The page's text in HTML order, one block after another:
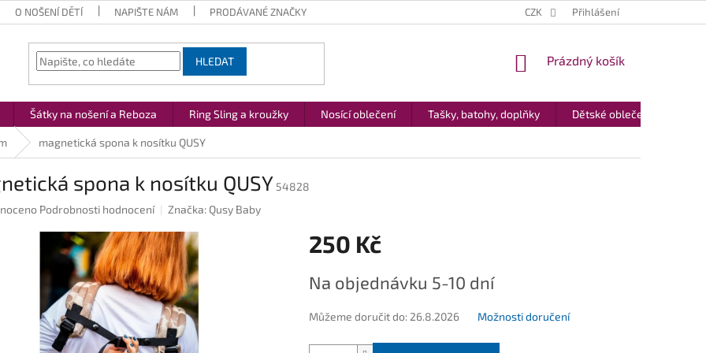
O NOŠENÍ DĚTÍ NAPIŠTE NÁM PRODÁVANÉ ZNAČKY CZK Přihlášení
HLEDAT
NÁKUPNÍ
Prázdný košík
Šátky na nošení a Reboza Ring Sling a kroužky Nosící oblečení Tašky, batohy, doplňky Dětské oblečení
magnetická spona k nosítku QUSY
spona k nosítku QUSY54828
Podrobnosti hodnocení Značka: Qusy Baby
250 Kč
cena:
Na objednávku 5-10 dní
Můžeme doručit do: 26.8.2026 Možnosti doručení